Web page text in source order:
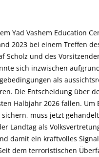
Yad Vashem Education
2023 bei einem Treffen
Scholz und des
sich inzwischen
als
Die Entscheidung über
Halbjahr 2026 fallen. Um
sichern, muss jetzt
Landtag als
damit ein kraftvolles
dem terroristischen